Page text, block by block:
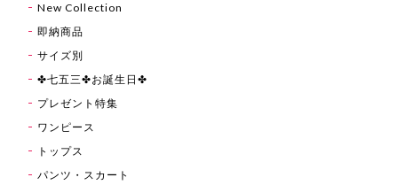
New Collection
即納商品
サイズ別
✤七五三✤お誕生日✤
プレゼント特集
ワンピース
トップス
パンツ・スカート